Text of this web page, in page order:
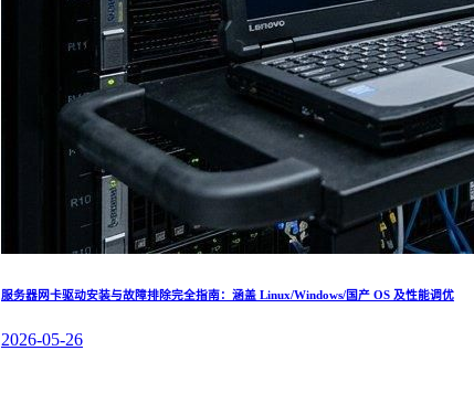
服务器网卡驱动安装与故障排除完全指南：涵盖 Linux/Windows/国产 OS 及性能调优
2026-05-26